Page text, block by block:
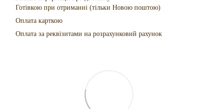
Готівкою при отриманні (тільки Новою поштою)
Оплата карткою
Оплата за реквізитами на розрахунковий рахунок